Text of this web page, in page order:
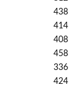
438
414
408
458
336
424